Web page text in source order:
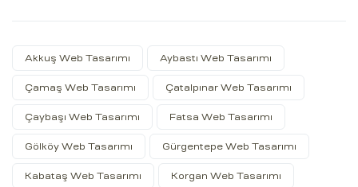
Akkuş Web Tasarımı Aybastı Web Tasarımı
Çamaş Web Tasarımı Çatalpınar Web Tasarımı
Çaybaşı Web Tasarımı Fatsa Web Tasarımı
Gölköy Web Tasarımı Gürgentepe Web Tasarımı
Kabataş Web Tasarımı Korgan Web Tasarımı